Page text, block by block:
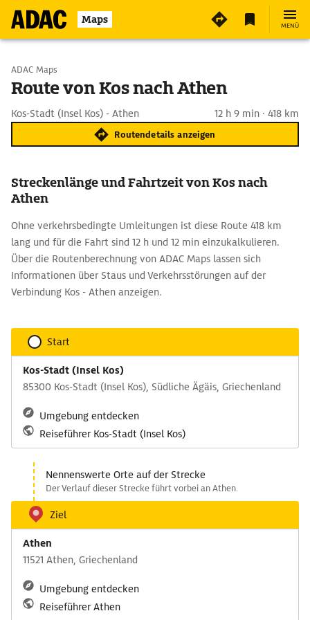
Maps MENÜ
Start wählen
ADAC Maps
Route von Kos nach Athen
Kos-Stadt (Insel Kos) - Athen 12 h 9 min · 418 km
Routendetails anzeigen
Streckenlänge und Fahrtzeit von Kos nach
Athen
Ohne verkehrsbedingte Umleitungen ist diese Route 418 km
lang und für die Fahrt sind 12 h und 12 min einzukalkulieren.
Über die Routenberechnung von ADAC Maps lassen sich
Informationen über Staus und Verkehrsstörungen auf der
Verbindung Kos - Athen anzeigen.
Start
Kos-Stadt (Insel Kos)
85300 Kos-Stadt (Insel Kos), Südliche Ägäis, Griechenland
Umgebung entdecken
Reiseführer Kos-Stadt (Insel Kos)
Nennenswerte Orte auf der Strecke
Der Verlauf dieser Strecke führt vorbei an Athen.
Ziel
Athen
11521 Athen, Griechenland
Umgebung entdecken
Reiseführer Athen